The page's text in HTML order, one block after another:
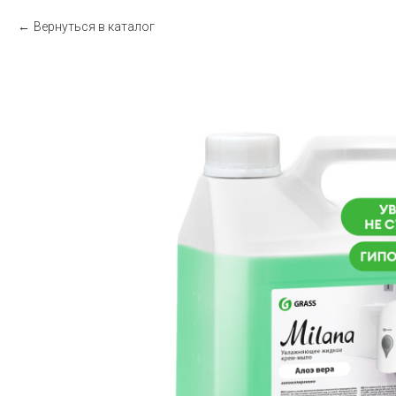
Вернуться в каталог